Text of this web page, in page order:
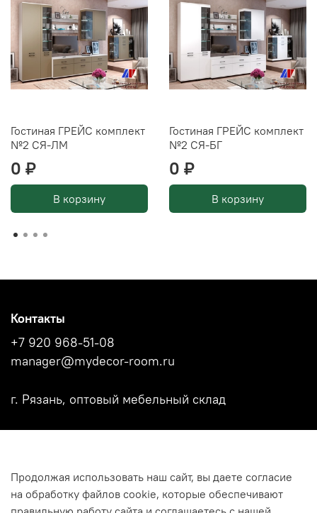
Гостиная ГРЕЙС комплект
№2 СЯ-ЛМ
0 ₽
В корзину
Гостиная ГРЕЙС комплект
№2 СЯ-БГ
0 ₽
В корзину
Новости
Каталоги фабрик
Контакты
+7 920 968-51-08
manager@mydecor-room.ru
г. Рязань, оптовый мебельный склад
Продолжая использовать наш сайт, вы даете согласие
на обработку файлов cookie, которые обеспечивают